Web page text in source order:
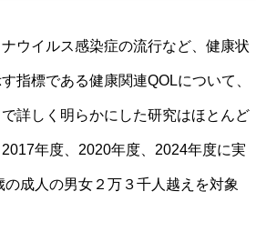
ウイルス感染症の流行など、健康状
指標である健康関連QOLについて、
詳しく明らかにした研究はほとんど
年度、2020年度、2024年度に実
成人の男女２万３千人越えを対象